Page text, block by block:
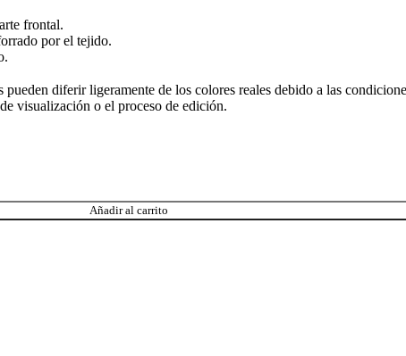
frontal.
por el tejido.
diferir ligeramente de los colores reales debido a las
visualización o el proceso de edición.
Añadir al carrito